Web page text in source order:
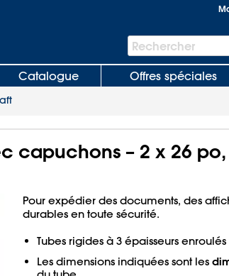
Barre
de
recherche
Rechercher
Catalogue Offres spéciales
capuchons – 2 x 26
Pour expédier des documents, des
durables en toute sécurité.
Tubes rigides à 3 épaisseurs
Les dimensions indiquées sont les